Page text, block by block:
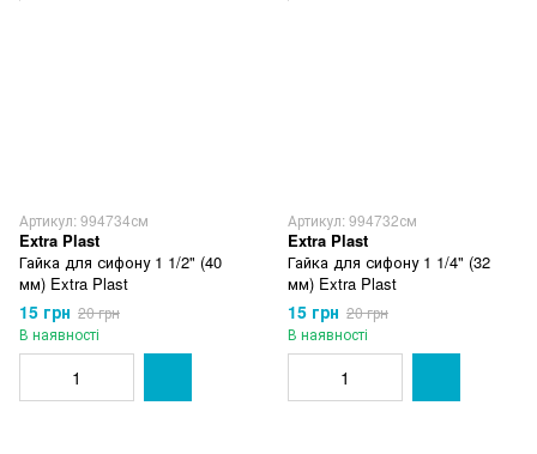
Артикул: 994734см
Extra Plast
Гайка для сифону 1 1/2" (40
мм) Extra Plast
15 грн 20 грн
В наявності
Артикул: 994732см
Extra Plast
Гайка для сифону 1 1/4" (32
мм) Extra Plast
15 грн 20 грн
В наявності